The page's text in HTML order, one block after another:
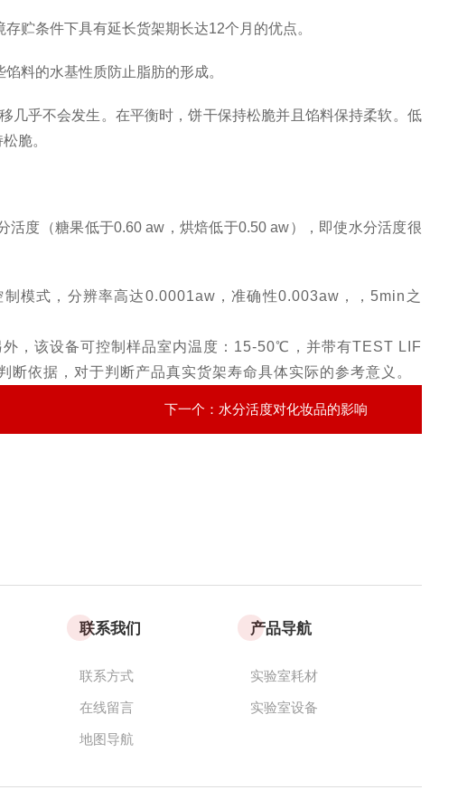
贮条件下具有延长货架期长达12个月的优点。
料的水基性质防止脂肪的形成。
几乎不会发生。在平衡时，饼干保持松脆并且馅料保持柔软。低
脆。
度（糖果低于0.60 aw，烘焙低于0.50 aw），即使水分活度很
模式，分辨率高达0.0001aw，准确性0.003aw，，5min之
，该设备可控制样品室内温度：15-50℃，并带有TEST LIF
依据，对于判断产品真实货架寿命具体实际的参考意义。
下一个： 水分活度对化妆品的影响
联系我们
联系方式
在线留言
地图导航
产品导航
实验室耗材
实验室设备